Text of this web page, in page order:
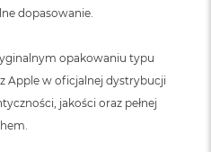
dopasowanie.
opakowaniu typu
Apple w oficjalnej dystrybucji
jakości oraz pełnej